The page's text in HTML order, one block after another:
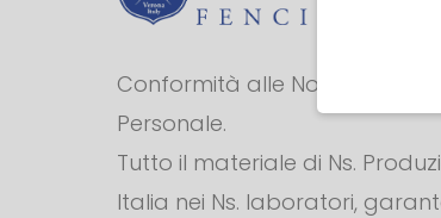
Conformità alle Normative
Personale.
Tutto il materiale di Ns.
Italia nei Ns. laboratori,